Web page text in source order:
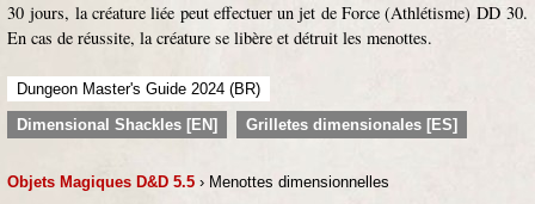
30 jours, la créature liée peut effectuer un jet de Force (Athlétisme) DD 30.
En cas de réussite, la créature se libère et détruit les menottes.
Dungeon Master's Guide 2024 (BR)
Dimensional Shackles [EN]
Grilletes dimensionales [ES]
Objets Magiques D&D 5.5 › Menottes dimensionnelles